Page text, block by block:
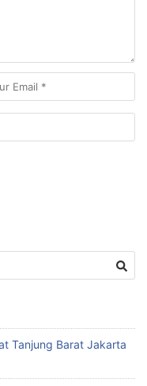
Tanjung Barat Jakarta